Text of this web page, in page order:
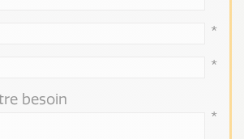
*
*
besoin
*